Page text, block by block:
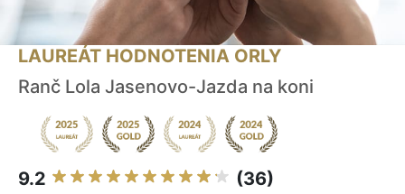
LAUREÁT HODNOTENIA ORLY
Ranč Lola Jasenovo-Jazda na koni
9.2 (36)